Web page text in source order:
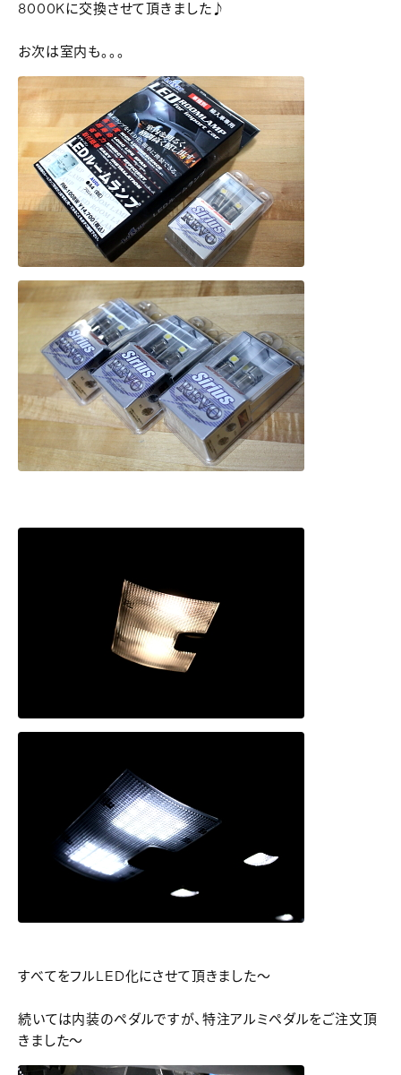
8000Kに交換させて頂きました♪
お次は室内も。。。
すべてをフルLED化にさせて頂きました～
続いては内装のペダルですが、特注アルミペダルをご注文頂
きました～